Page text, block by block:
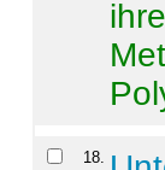
18